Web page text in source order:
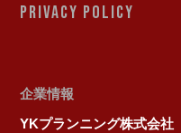
PRIVACY POLICY
企業情報
YKプランニング株式会社